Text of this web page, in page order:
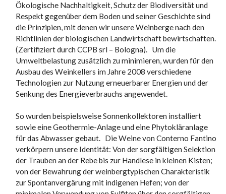
Ökologische Nachhaltigkeit, Schutz der Biodiversität und
Respekt gegenüber dem Boden und seiner Geschichte sind
die Prinzipien, mit denen wir unsere Weinberge nach den
Richtlinien der biologischen Landwirtschaft bewirtschaften.
(Zertifiziert durch CCPB srl – Bologna). Um die
Umweltbelastung zusätzlich zu minimieren, wurden für den
Ausbau des Weinkellers im Jahre 2008 verschiedene
Technologien zur Nutzung erneuerbarer Energien und der
Senkung des Energieverbrauchs angewendet.
So wurden beispielsweise Sonnenkollektoren installiert
sowie eine Geothermie-Anlage und eine Phytokläranlage
für das Abwasser gebaut. Die Weine von Conterno Fantino
verkörpern unsere Identität: Von der sorgfältigen Selektion
der Trauben an der Rebe bis zur Handlese in kleinen Kisten;
von der Bewahrung der weinbergtypischen Charakteristik
zur Spontanvergärung mit indigenen Hefen; von der